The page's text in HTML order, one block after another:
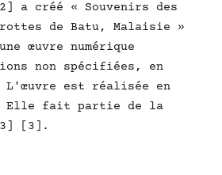
a créé « Souvenirs des
de Batu, Malaisie »
œuvre numérique
non spécifiées, en
L'œuvre est réalisée en
. Elle fait partie de la
[3].